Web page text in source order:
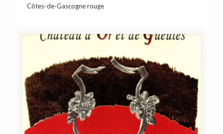
Côtes-de-Gascogne rouge